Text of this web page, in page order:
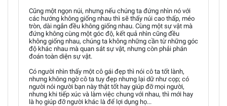
Cũng một ngọn núi, nhưng nếu chúng ta đứng nhìn nó với
các hướng không giống nhau thì sẽ thấy núi cao thấp, méo
tròn, dài ngắn đều không giống nhau. Cùng một sự vật mà
đứng không cùng một góc độ, kết quả nhìn cũng đều
không giống nhau, chúng ta không những cần từ những góc
độ khác nhau mà quan sát sự vật, nhưng còn phải phán
đoán toàn diện sự vật.
Có người nhìn thấy một cô gái đẹp thì nói cô ta tốt lành,
nhưng không ngờ cô ta tuy đẹp nhưng lại dữ như cọp; có
người nói người bạn này thật tốt hay giúp đỡ mọi người,
nhưng khi tiếp xúc và làm việc chung với nhau, thì mới hay
là họ giúp đỡ người khác là để lợi dụng họ...